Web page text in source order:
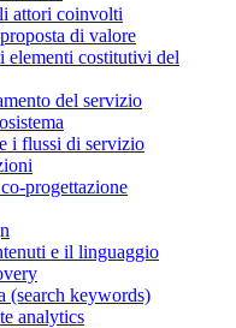
attori coinvolti
di valore
elementi costitutivi del
del servizio
i flussi di servizio
progettazione
e il linguaggio
(search keywords)
analytics